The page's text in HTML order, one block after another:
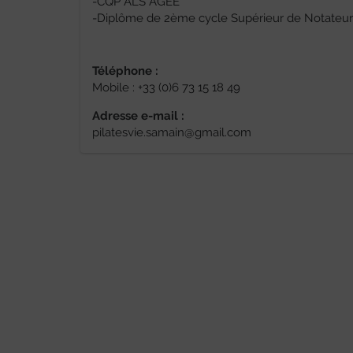
-Diplôme de 2ème cycle Supérieur de
Téléphone :
Mobile : +33 (0)6 73 15 18 49
Adresse e-mail :
pilatesvie.samain@gmail.com